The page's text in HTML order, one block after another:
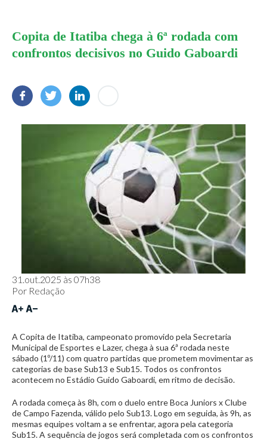
Copita de Itatiba chega à 6ª rodada com
confrontos decisivos no Guido Gaboardi
31.out.2025 às 07h38
Por Redação
A Copita de Itatiba, campeonato promovido pela Secretaria
Municipal de Esportes e Lazer, chega à sua 6ª rodada neste
sábado (1º/11) com quatro partidas que prometem movimentar as
categorias de base Sub13 e Sub15. Todos os confrontos
acontecem no Estádio Guido Gaboardi, em ritmo de decisão.
A rodada começa às 8h, com o duelo entre Boca Juniors x Clube
de Campo Fazenda, válido pelo Sub13. Logo em seguida, às 9h, as
mesmas equipes voltam a se enfrentar, agora pela categoria
Sub15. A sequência de jogos será completada com os confrontos